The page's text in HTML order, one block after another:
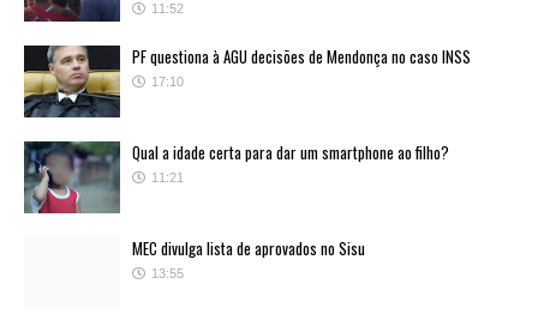
11:52
PF questiona à AGU decisões de Mendonça no caso INSS
17:10
Qual a idade certa para dar um smartphone ao filho?
11:21
MEC divulga lista de aprovados no Sisu
13:55